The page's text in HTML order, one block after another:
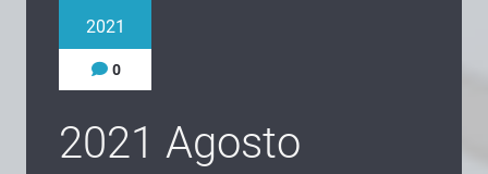
2021
0
2021 Agosto